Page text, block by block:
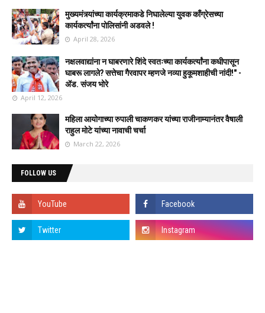
मुख्यमंत्र्यांच्या कार्यक्रमाकडे निघालेल्या युवक काँग्रेसच्या
कार्यकर्त्यांना पोलिसांनी अडवले !
April 28, 2026
नक्षलवाद्यांना न घाबरणारे शिंदे स्वतःच्या कार्यकर्त्यांना कधीपासून
घाबरू लागले? सत्तेचा गैरवापर म्हणजे नव्या हुकूमशाहीची नांदी!" -
ॲड. संजय भोरे
April 12, 2026
महिला आयोगाच्या रुपाली चाकणकर यांच्या राजीनाम्यानंतर वैषाली
राहुल मोटे यांच्या नावाची चर्चा
March 22, 2026
FOLLOW US